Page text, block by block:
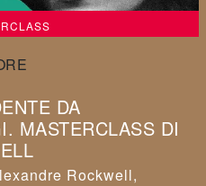
DA
MASTERCLASS DI
Rockwell,